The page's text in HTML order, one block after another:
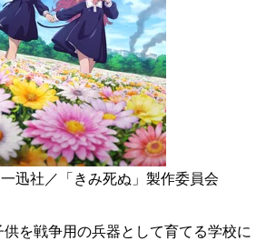
迅社／「きみ死ぬ」製作委員会
を戦争用の兵器として育てる学校に